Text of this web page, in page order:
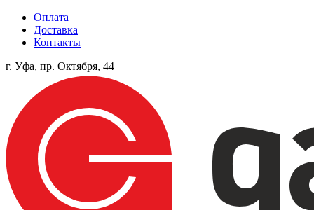
Оплата
Доставка
Контакты
г. Уфа, пр. Октября, 44